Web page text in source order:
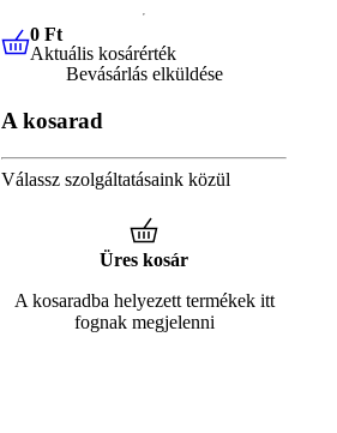
0 FtAktuális kosárérték
0 Ft
Aktuális kosárérték
Bevásárlás elküldése
A kosarad
Válassz szolgáltatásaink közül
Üres kosár
A kosaradba helyezett termékek itt
fognak megjelenni